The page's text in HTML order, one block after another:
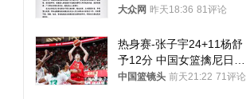
获
大众网 昨天18:36 81评论
热身赛-张子宇24+11杨舒
予12分 中国女篮擒尼日利
亚
中国篮镜头 前天21:22 71评论